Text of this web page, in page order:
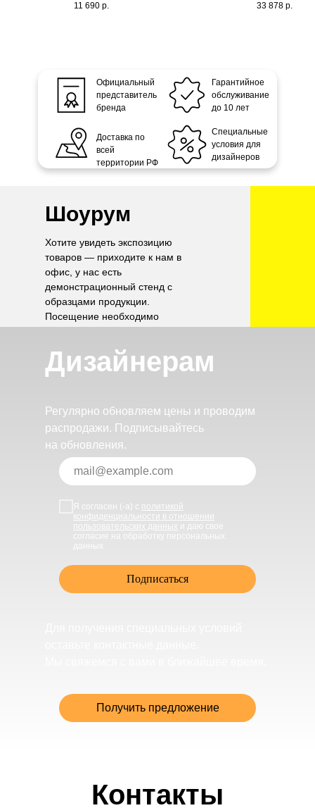
11 690 р. 33 878 р.
Официальный
представитель
бренда
Доставка по
всей
территории РФ
Гарантийное
обслуживание
до 10 лет
Специальные
условия для
дизайнеров
Шоурум
Хотите увидеть экспозицию
товаров — приходите к нам в
офис, у нас есть
демонстрационный стенд с
образцами продукции.
Посещение необходимо
Дизайнерам
Регулярно обновляем цены и проводим
распродажи. Подписывайтесь
на обновления.
Я согласен (-а) с политикой
конфиденциальности в отношении
пользовательских данных и даю свое
согласие на обработку персональных
данных
Подписаться
Получить предложение
Контакты